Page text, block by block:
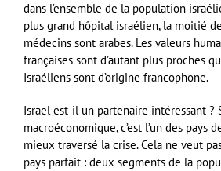
dans l’ensemble de la population
plus grand hôpital israélien, la moitié
médecins sont arabes. Les valeurs
françaises sont d’autant plus proches
Israéliens sont d’origine francophone.
Israël est-il un partenaire intéressant ?
macroéconomique, c’est l’un des pays
mieux traversé la crise. Cela ne veut
pays parfait : deux segments de la